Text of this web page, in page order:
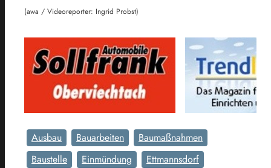
(awa / Videoreporter: Ingrid Probst)
Ausbau Bauarbeiten
Baumaßnahmen
Baustelle
Einmündung
Ettmannsdorf